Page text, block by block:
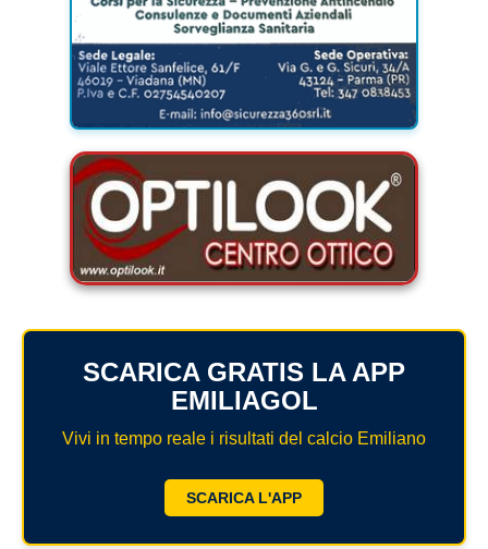
SCARICA GRATIS LA APP
EMILIAGOL
Vivi in tempo reale i risultati del calcio Emiliano
SCARICA L'APP